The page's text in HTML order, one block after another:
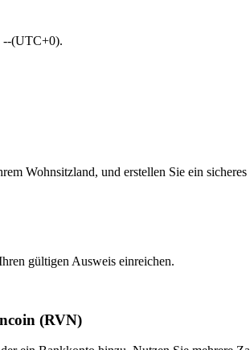
--(UTC+0).
Wohnsitzland, und erstellen Sie ein
gültigen Ausweis einreichen.
(RVN)